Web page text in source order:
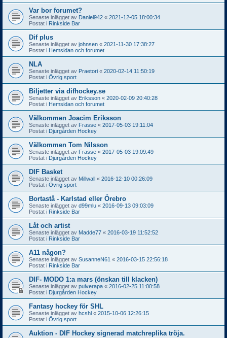
Var bor forumet?
Senaste inlägget av Daniel942 « 2021-12-05 18:00:34
Postat i Rinkside Bar
Dif plus
Senaste inlägget av johnsen « 2021-11-30 17:38:27
Postat i Hemsidan och forumet
NLA
Senaste inlägget av Praetori « 2020-02-14 11:50:19
Postat i Övrig sport
Biljetter via difhockey.se
Senaste inlägget av Eriksson « 2020-02-09 20:40:28
Postat i Hemsidan och forumet
Välkommen Joacim Eriksson
Senaste inlägget av Frasse « 2017-05-03 19:11:04
Postat i Djurgården Hockey
Välkommen Tom Nilsson
Senaste inlägget av Frasse « 2017-05-03 19:09:49
Postat i Djurgården Hockey
DIF Basket
Senaste inlägget av Millwall « 2016-12-10 00:26:09
Postat i Övrig sport
Bortastå - Karlstad eller Örebro
Senaste inlägget av d99mlu « 2016-09-13 09:03:09
Postat i Rinkside Bar
Låt och artist
Senaste inlägget av Madde77 « 2016-03-19 11:52:52
Postat i Rinkside Bar
A11 någon?
Senaste inlägget av SusanneN61 « 2016-03-15 22:56:18
Postat i Rinkside Bar
DIF- MODO 1:a mars (önskan till klacken)
Senaste inlägget av pulverapa « 2016-02-25 11:00:58
Postat i Djurgården Hockey
Fantasy hockey för SHL
Senaste inlägget av hcshl « 2015-10-06 12:26:15
Postat i Övrig sport
Auktion - DIF Hockey signerad matchreplika tröja.